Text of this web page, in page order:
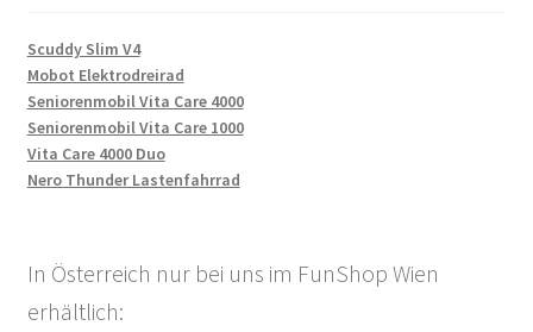
Scuddy Slim V4
Mobot Elektrodreirad
Seniorenmobil Vita Care 4000
Seniorenmobil Vita Care 1000
Vita Care 4000 Duo
Nero Thunder Lastenfahrrad
In Österreich nur bei uns im FunShop Wien
erhältlich: